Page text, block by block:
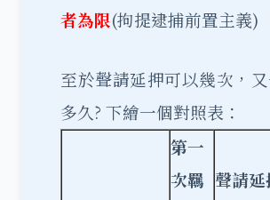
者為限(拘提逮捕前置主義)
至於聲請延押可以幾次，
多久? 下繪一個對照表：
第一
次羈 聲請延